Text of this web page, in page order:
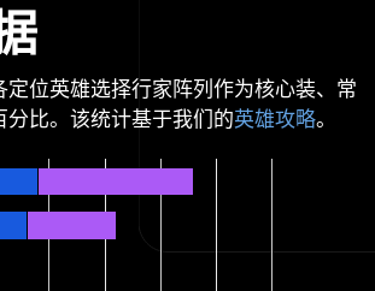
定位英雄选择行家阵列作为核心装、常
分比。该统计基于我们的英雄攻略。